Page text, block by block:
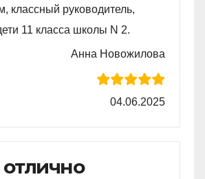
классный руководитель,
11 класса школы N 2.
Анна Новожилова
04.06.2025
отлично